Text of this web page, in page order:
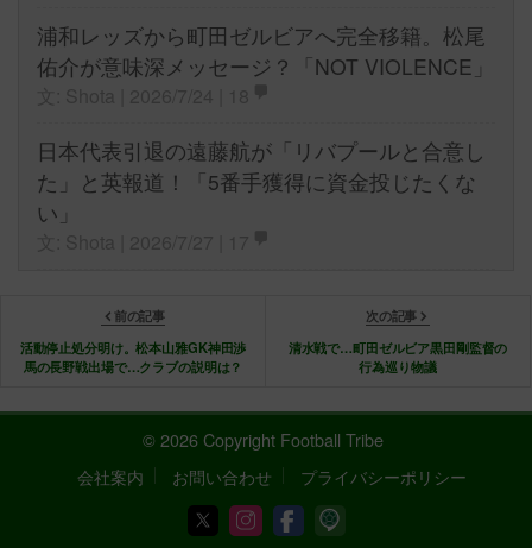
浦和レッズから町田ゼルビアへ完全移籍。松尾
佑介が意味深メッセージ？「NOT VIOLENCE」
日本代表引退の遠藤航が「リバプールと合意し
た」と英報道！「5番手獲得に資金投じたくな
い」
前の記事
活動停止処分明け。松本山雅GK神田渉
馬の長野戦出場で…クラブの説明は？
次の記事
清水戦で…町田ゼルビア黒田剛監督の
行為巡り物議
© 2026 Copyright Football Tribe
会社案内
お問い合わせ プライバシーポリシー